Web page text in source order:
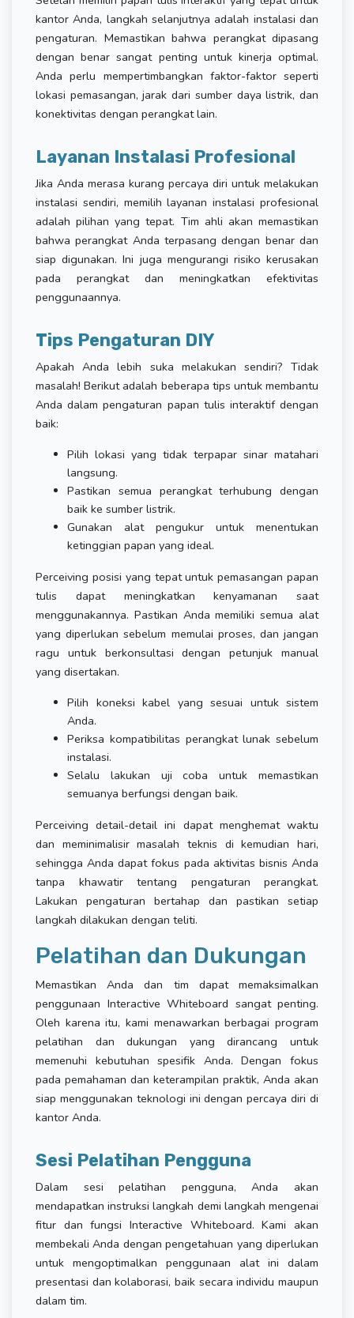
kantor Anda, langkah selanjutnya adalah instalasi dan
pengaturan. Memastikan bahwa perangkat dipasang
dengan benar sangat penting untuk kinerja optimal.
Anda perlu mempertimbangkan faktor-faktor seperti
lokasi pemasangan, jarak dari sumber daya listrik, dan
konektivitas dengan perangkat lain.
Layanan Instalasi Profesional
Jika Anda merasa kurang percaya diri untuk melakukan
instalasi sendiri, memilih layanan instalasi profesional
adalah pilihan yang tepat. Tim ahli akan memastikan
bahwa perangkat Anda terpasang dengan benar dan
siap digunakan. Ini juga mengurangi risiko kerusakan
pada perangkat dan meningkatkan efektivitas
penggunaannya.
Tips Pengaturan DIY
Apakah Anda lebih suka melakukan sendiri? Tidak
masalah! Berikut adalah beberapa tips untuk membantu
Anda dalam pengaturan papan tulis interaktif dengan
baik:
Pilih lokasi yang tidak terpapar sinar matahari
langsung.
Pastikan semua perangkat terhubung dengan
baik ke sumber listrik.
Gunakan alat pengukur untuk menentukan
ketinggian papan yang ideal.
Perceiving posisi yang tepat untuk pemasangan papan
tulis dapat meningkatkan kenyamanan saat
menggunakannya. Pastikan Anda memiliki semua alat
yang diperlukan sebelum memulai proses, dan jangan
ragu untuk berkonsultasi dengan petunjuk manual
yang disertakan.
Pilih koneksi kabel yang sesuai untuk sistem
Anda.
Periksa kompatibilitas perangkat lunak sebelum
instalasi.
Selalu lakukan uji coba untuk memastikan
semuanya berfungsi dengan baik.
Perceiving detail-detail ini dapat menghemat waktu
dan meminimalisir masalah teknis di kemudian hari,
sehingga Anda dapat fokus pada aktivitas bisnis Anda
tanpa khawatir tentang pengaturan perangkat.
Lakukan pengaturan bertahap dan pastikan setiap
langkah dilakukan dengan teliti.
Pelatihan dan Dukungan
Memastikan Anda dan tim dapat memaksimalkan
penggunaan Interactive Whiteboard sangat penting.
Oleh karena itu, kami menawarkan berbagai program
pelatihan dan dukungan yang dirancang untuk
memenuhi kebutuhan spesifik Anda. Dengan fokus
pada pemahaman dan keterampilan praktik, Anda akan
siap menggunakan teknologi ini dengan percaya diri di
kantor Anda.
Sesi Pelatihan Pengguna
Dalam sesi pelatihan pengguna, Anda akan
mendapatkan instruksi langkah demi langkah mengenai
fitur dan fungsi Interactive Whiteboard. Kami akan
membekali Anda dengan pengetahuan yang diperlukan
untuk mengoptimalkan penggunaan alat ini dalam
presentasi dan kolaborasi, baik secara individu maupun
dalam tim.